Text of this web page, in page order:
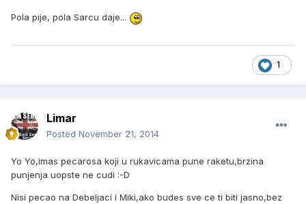
Pola pije, pola Sarcu daje...
1
Limar
Posted November 21, 2014
Yo Yo,imas pecarosa koji u rukavicama pune raketu,brzina
punjenja uopste ne cudi :-D
Nisi pecao na Debeljaci i Miki,ako budes sve ce ti biti jasno,bez